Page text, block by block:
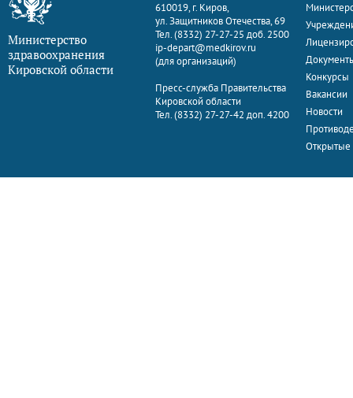
Министерство
здравоохранения
Кировской области
610019, г. Киров,
ул. Защитников Отечества, 69
Тел. (8332) 27-27-25 доб. 2500
ip-depart@medkirov.ru
(для организаций)
Пресс-служба Правительства
Кировской области
Тел. (8332) 27-27-42 доп. 4200
Конкурсы
Вакансии
Новости